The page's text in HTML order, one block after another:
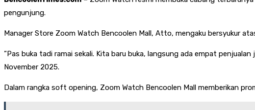
pengunjung.
Manager Store Zoom Watch Bencoolen Mall, Atto, mengaku bersyukur
”Pas buka tadi ramai sekali. Kita baru buka, langsung ada empat
November 2025.
Dalam rangka soft opening, Zoom Watch Bencoolen Mall memberikan